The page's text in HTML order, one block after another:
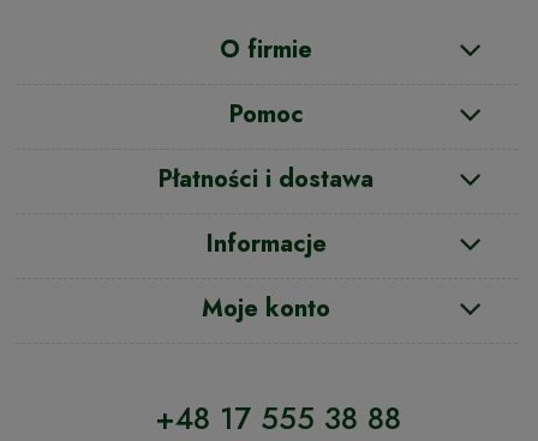
O firmie
Pomoc
Płatności i dostawa
Informacje
Moje konto
+48 17 555 38 88